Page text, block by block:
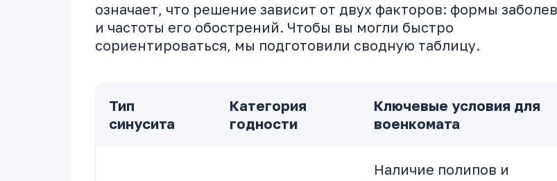
означает, что решение зависит от двух факторов: формы
и частоты его обострений. Чтобы вы могли быстро
сориентироваться, мы подготовили сводную таблицу.
Тип
синусита
Категория
годности
Ключевые условия для
военкомата
Наличие полипов и